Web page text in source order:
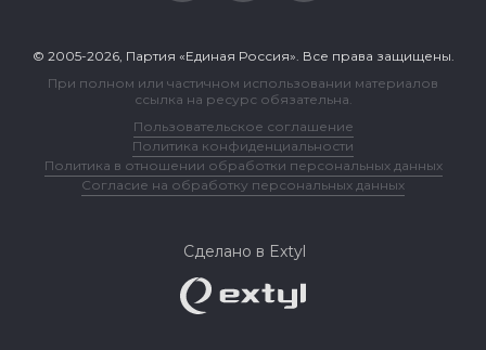
© 2005-2026, Партия «Единая Россия». Все права защищены.
При полном или частичном использовании материалов
ссылка на ресурс обязательна.
Пользовательское соглашение
Политика конфиденциальности
Политика в отношении обработки персональных данных
Согласие на обработку персональных данных
Сделано в Extyl